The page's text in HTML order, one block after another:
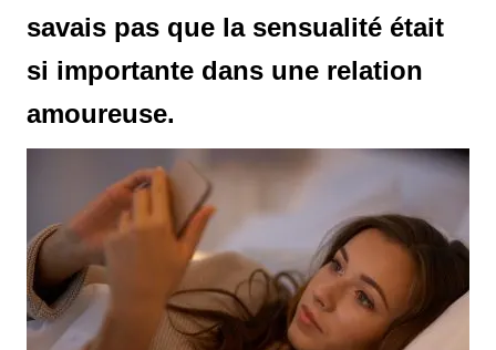
savais pas que la sensualité était
si importante dans une relation
amoureuse.